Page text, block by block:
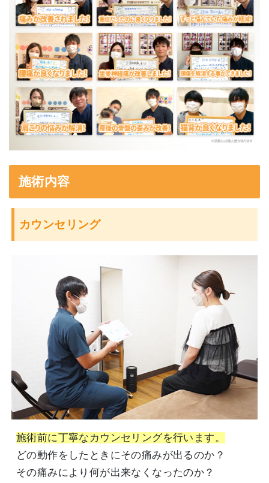
施術内容
カウンセリング
施術前に丁寧なカウンセリングを行います。
どの動作をしたときにその痛みが出るのか？
その痛みにより何が出来なくなったのか？